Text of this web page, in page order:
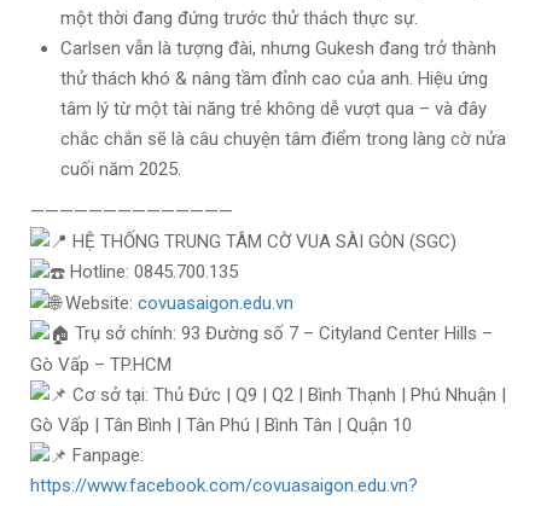
một thời đang đứng trước thử thách thực sự.
Carlsen vẫn là tượng đài, nhưng Gukesh đang trở thành
thử thách khó & nâng tầm đỉnh cao của anh. Hiệu ứng
tâm lý từ một tài năng trẻ không dễ vượt qua – và đây
chắc chắn sẽ là câu chuyện tâm điểm trong làng cờ nửa
cuối năm 2025.
——————————————
HỆ THỐNG TRUNG TÂM CỜ VUA SÀI GÒN (SGC)
Hotline: 0845.700.135
Website: covuasaigon.edu.vn
Trụ sở chính: 93 Đường số 7 – Cityland Center Hills –
Gò Vấp – TP.HCM
Cơ sở tại: Thủ Đức | Q9 | Q2 | Bình Thạnh | Phú Nhuận |
Gò Vấp | Tân Bình | Tân Phú | Bình Tân | Quận 10
Fanpage:
https://www.facebook.com/covuasaigon.edu.vn?